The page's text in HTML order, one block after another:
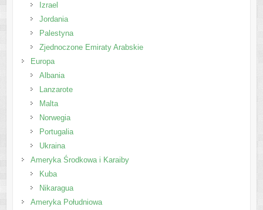
Izrael
Jordania
Palestyna
Zjednoczone Emiraty Arabskie
Europa
Albania
Lanzarote
Malta
Norwegia
Portugalia
Ukraina
Ameryka Środkowa i Karaiby
Kuba
Nikaragua
Ameryka Południowa